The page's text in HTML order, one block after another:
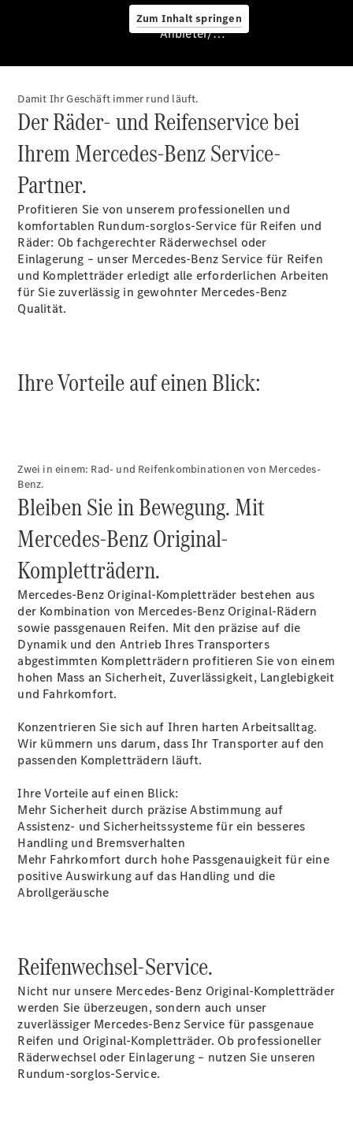
Zum Inhalt springen
Hilfe
unterwegs
Dienstleistungen
& Garantien
INTEGRAL
ServiceCare
Original-
Teile &
Zubehör
Ersatzteile
Reifen und
Kompletträder
Zubehör
Servicetermin
Unternehmen
Ansprechpartner
Anbieter/Datenschutz
Damit Ihr Geschäft immer rund läuft.
Der Räder- und Reifenservice bei
Ihrem Mercedes-Benz Service-
Partner.
Profitieren Sie von unserem professionellen und
komfortablen Rundum-sorglos-Service für Reifen und
Räder: Ob fachgerechter Räderwechsel oder
Einlagerung – unser Mercedes-Benz Service für Reifen
und Kompletträder erledigt alle erforderlichen Arbeiten
für Sie zuverlässig in gewohnter Mercedes-Benz
Qualität.
Ihre Vorteile auf einen Blick:
Zwei in einem: Rad- und Reifenkombinationen von Mercedes-
Benz.
Bleiben Sie in Bewegung. Mit
Mercedes-Benz Original-
Kompletträdern.
Mercedes-Benz Original-Kompletträder bestehen aus
der Kombination von Mercedes-Benz Original-Rädern
sowie passgenauen Reifen. Mit den präzise auf die
Dynamik und den Antrieb Ihres Transporters
abgestimmten Kompletträdern profitieren Sie von einem
hohen Mass an Sicherheit, Zuverlässigkeit, Langlebigkeit
und Fahrkomfort.
Konzentrieren Sie sich auf Ihren harten Arbeitsalltag.
Wir kümmern uns darum, dass Ihr Transporter auf den
passenden Kompletträdern läuft.
Ihre Vorteile auf einen Blick:
Mehr Sicherheit durch präzise Abstimmung auf
Assistenz- und Sicherheitssysteme für ein besseres
Handling und Bremsverhalten
Mehr Fahrkomfort durch hohe Passgenauigkeit für eine
positive Auswirkung auf das Handling und die
Abrollgeräusche
Reifenwechsel-Service.
Nicht nur unsere Mercedes-Benz Original-Kompletträder
werden Sie überzeugen, sondern auch unser
zuverlässiger Mercedes-Benz Service für passgenaue
Reifen und Original-Kompletträder. Ob professioneller
Räderwechsel oder Einlagerung – nutzen Sie unseren
Rundum-sorglos-Service.